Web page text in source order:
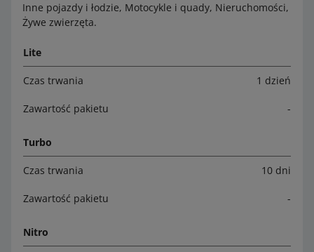
Inne pojazdy i łodzie, Motocykle i quady, Nieruchomości,
Żywe zwierzęta.
Lite
Czas trwania 1 dzień
Zawartość pakietu -
Turbo
Czas trwania 10 dni
Zawartość pakietu -
Nitro